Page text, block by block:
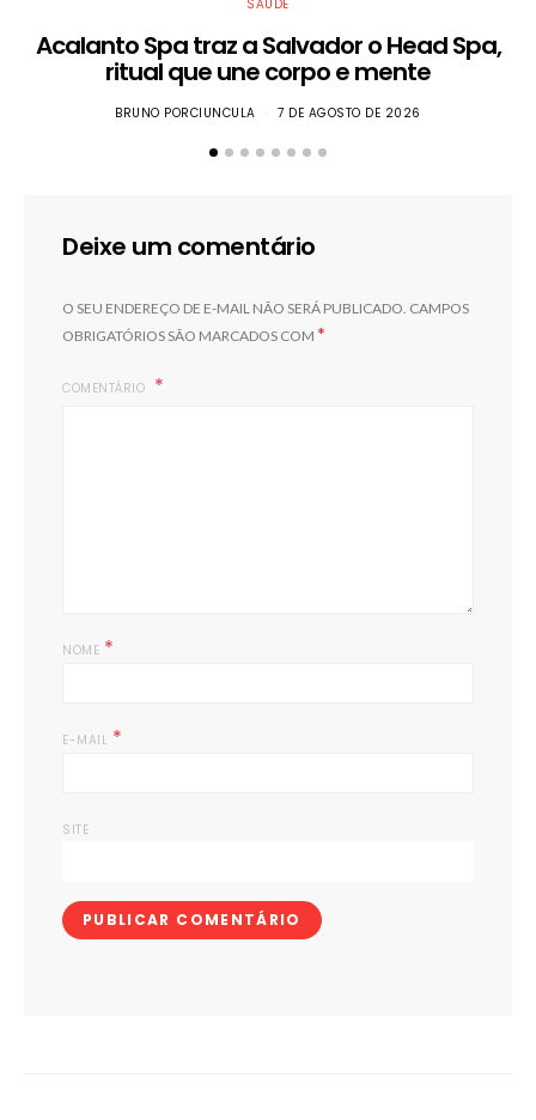
SAÚDE
Acalanto Spa traz a Salvador o Head Spa,
ritual que une corpo e mente
BRUNO PORCIUNCULA 7 DE AGOSTO DE 2026
Deixe um comentário
O SEU ENDEREÇO DE E-MAIL NÃO SERÁ PUBLICADO. CAMPOS
OBRIGATÓRIOS SÃO MARCADOS COM *
COMENTÁRIO
NOME *
E-MAIL *
SITE